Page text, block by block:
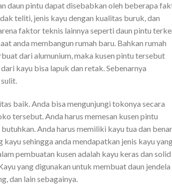
daun pintu dapat disebabkan oleh beberapa
teliti, jenis kayu dengan kualitas buruk, dan
faktor teknis lainnya seperti daun pintu
anda membangun rumah baru. Bahkan rumah
dari alumunium, maka kusen pintu tersebut
kayu bisa lapuk dan retak. Sebenarnya
baik. Anda bisa mengunjungi tokonya secara
tersebut. Anda harus memesan kusen pintu
Anda harus memiliki kayu tua dan
sehingga anda mendapatkan jenis kayu
pembuatan kusen adalah kayu keras dan solid
yang digunakan untuk membuat daun jendela
dan lain sebagainya.